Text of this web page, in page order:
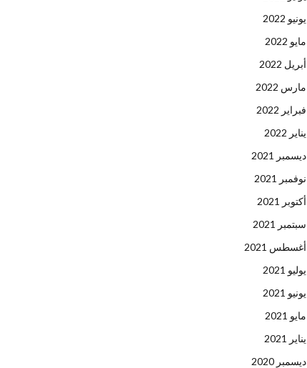
يونيو 2022
مايو 2022
أبريل 2022
مارس 2022
فبراير 2022
يناير 2022
ديسمبر 2021
نوفمبر 2021
أكتوبر 2021
سبتمبر 2021
أغسطس 2021
يوليو 2021
يونيو 2021
مايو 2021
يناير 2021
ديسمبر 2020